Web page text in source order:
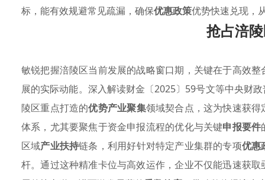
标，能有效规避常见疏漏，确保优惠政策优势快速兑现，
抢占涪
敏锐把握涪陵区当前发展的战略窗口期，关键在于高效
展的实际动能。深入解读财金〔2025〕59号文等中央财
陵区重点打造的优势产业聚集领域契合点，这为快速获
体系，尤其要聚焦于资金申报流程的优化与关键申报要件
区域产业扶持链条，利用好针对特定产业集群的专项优惠
杆。通过这种精准卡位与高效运作，企业不仅能迅速获